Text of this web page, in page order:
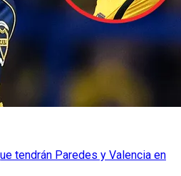
tendrán Paredes y Valencia en